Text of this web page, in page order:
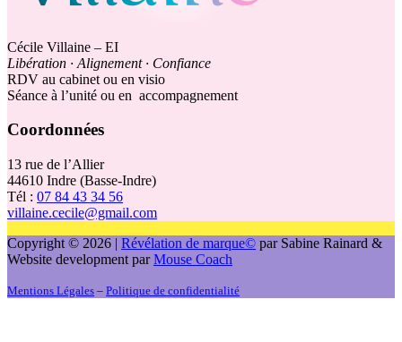
Cécile Villaine – EI
Libération · Alignement · Confiance
RDV au cabinet ou en visio
Séance à l’unité ou en accompagnement
Coordonnées
13 rue de l’Allier
44610 Indre (Basse-Indre)
Tél : 07 84 43 34 56
villaine.cecile@gmail.com
Copyright © 2026 | Révélation de marque©️ par Sabine Rainard &
Website development parMouse Coach
Mentions Légales – Politique de confidentialité